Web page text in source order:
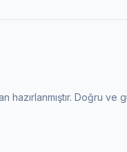
hazırlanmıştır. Doğru